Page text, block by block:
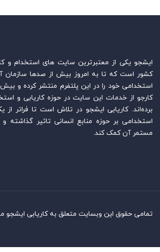
ایشجو یکی از معتبرترین سایت‌ های استخدام و
کشور است که تا به امروز بیش از صدها سازمان
استخدامی خود را در این پلتفرم منتشر کرده و
کارجو از خدمات این سایت در حوزه کاریابی و
برده‌اند. کاریابی ایشجو در تلاش است تا فراتر
استخدامی بر حوزه منابع انسانی تاثیر گذاشته و
مستمر آن کمک کند.
تمامی حقوق این وبسایت متعلق به کاریابی ایشجو